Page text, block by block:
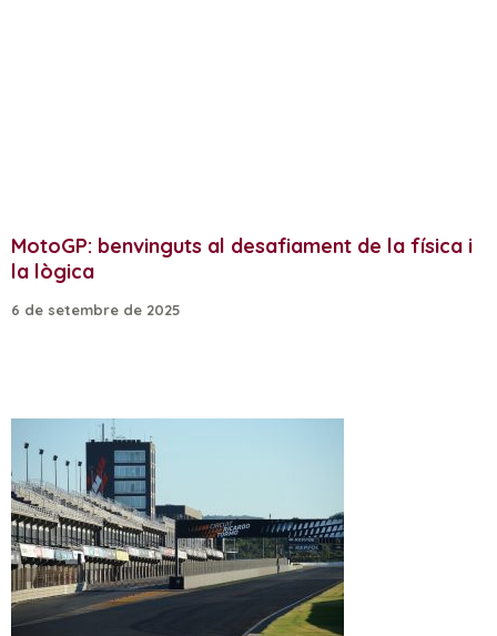
MotoGP: benvinguts al desafiament de la física i
la lògica
6 de setembre de 2025